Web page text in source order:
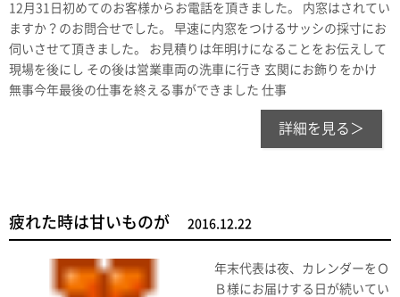
12月31日初めてのお客様からお電話を頂きました。 内窓はされてい
ますか？のお問合せでした。 早速に内窓をつけるサッシの採寸にお
伺いさせて頂きました。 お見積りは年明けになることをお伝えして
現場を後にし その後は営業車両の洗車に行き 玄関にお飾りをかけ
無事今年最後の仕事を終える事ができました 仕事
詳細を見る＞
疲れた時は甘いものが 2016.12.22
年末代表は夜、カレンダーをＯ
Ｂ様にお届けする日が続いてい